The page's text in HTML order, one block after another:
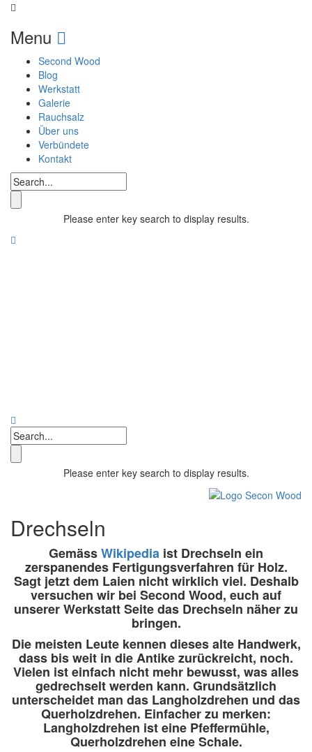
Menu
Second Wood
Blog
Werkstatt
Galerie
Rauchsalz
Über uns
Verbündete
Kontakt
Please enter key search to display results.
Please enter key search to display results.
Drechseln
GemässWikipedia ist Drechseln ein
zerspanendes Fertigungsverfahren für Holz.
Sagt jetzt dem Laien nicht wirklich viel. Deshalb
versuchen wir bei Second Wood, euch auf
unserer Werkstatt Seite das Drechseln näher zu
bringen.
Die meisten Leute kennen dieses alte Handwerk,
dass bis weit in die Antike zurückreicht, noch.
Vielen ist einfach nicht mehr bewusst, was alles
gedrechselt werden kann. Grundsätzlich
unterscheidet man das Langholzdrehen und das
Querholzdrehen. Einfacher zu merken:
Langholzdrehen ist eine Pfeffermühle,
Querholzdrehen eine Schale.